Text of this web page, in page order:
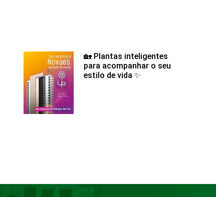
🏡 Plantas inteligentes
para acompanhar o seu
estilo de vida ✨